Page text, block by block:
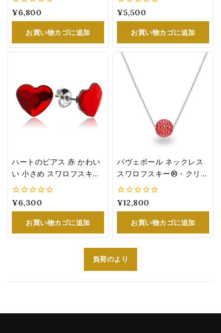
ト・シャム
KR1122SS29LSI
0
5
¥6,800
お買い物カゴに追加
®・クリスタル』 6.2mm
K1122SS29LSI
0
5
¥5,500
お買い物カゴに追加
ハートのピアス 赤 かわい
い 小さめ スワロフスキー
®・クリスタル レディー
プル シャム
0
5
¥6,300
お買い物カゴに追加
パヴェボール ネックレス
スワロフスキー®・クリス
タル 赤 インディアン・シ
0
5
¥12,800
お買い物カゴに追加
負荷のより